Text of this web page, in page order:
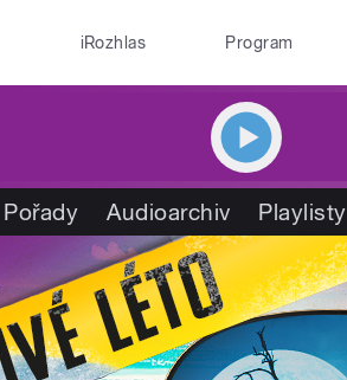
iRozhlas Program
Pořady Audioarchiv Playlisty